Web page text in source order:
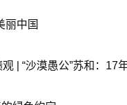
丽中国
| “沙漠愚公”苏和：17